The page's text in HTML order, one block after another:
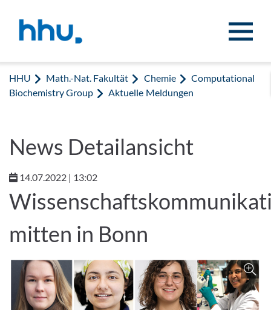
HHU Math.-Nat. Fakultät Chemie
Computational
Biochemistry Group
Aktuelle Meldungen
News Detailansicht
14.07.2022 | 13:02
mitten in Bonn